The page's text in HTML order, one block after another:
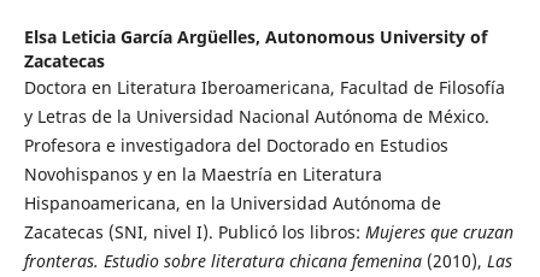
Elsa Leticia García Argüelles, Autonomous University of
Zacatecas
Doctora en Literatura Iberoamericana, Facultad de Filosofía
y Letras de la Universidad Nacional Autónoma de México.
Profesora e investigadora del Doctorado en Estudios
Novohispanos y en la Maestría en Literatura
Hispanoamericana, en la Universidad Autónoma de
Zacatecas (SNI, nivel I). Publicó los libros: Mujeres que cruzan
fronteras. Estudio sobre literatura chicana femenina(2010), Las